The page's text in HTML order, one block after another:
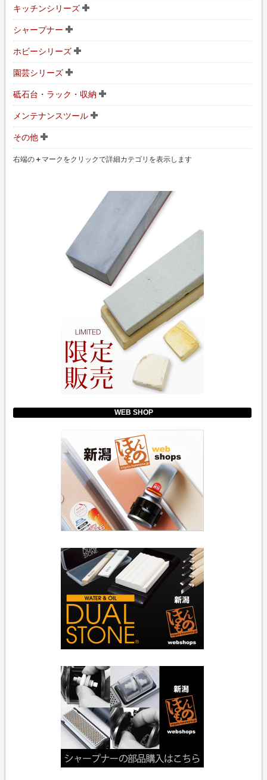
キッチンシリーズ
シャープナー
ホビーシリーズ
園芸シリーズ
砥石台・ラック・収納
メンテナンスツール
その他
右端の ＋ マークをクリックで詳細カテゴリを表示します
WEB SHOP